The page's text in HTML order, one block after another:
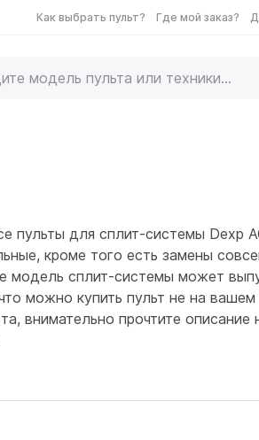
Как выбрать пульт? Где мой заказ?
пульты для сплит-системы Dexp
кроме того есть замены
сплит-системы может
можно купить пульт не на
прочтите описание